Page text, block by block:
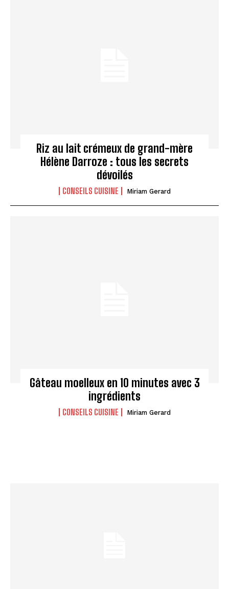
Riz au lait crémeux de grand-mère
Hélène Darroze : tous les secrets
dévoilés
CONSEILS CUISINE Miriam Gerard
Gâteau moelleux en 10 minutes avec 3
ingrédients
CONSEILS CUISINE Miriam Gerard